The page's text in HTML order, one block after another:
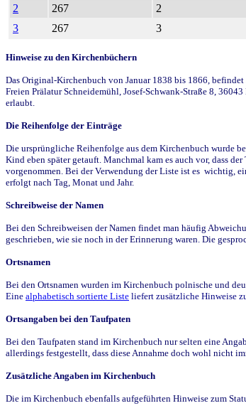
2
267 2
3
267 3
Hinweise zu den Kirchenbüchern
Das Original-Kirchenbuch von Januar 1838 bis 1866,
Freien Prälatur Schneidemühl, Josef-Schwank-Straße 8,
erlaubt.
Die Reihenfolge der Einträge
Die ursprüngliche Reihenfolge aus dem Kirchenbuch wurde
Kind eben später getauft. Manchmal kam es auch vor, dass
vorgenommen. Bei der Verwendung der Liste ist es wichtig,
erfolgt nach Tag, Monat und Jahr.
Schreibweise der Namen
Bei den Schreibweisen der Namen findet man häufig
geschrieben, wie sie noch in der Erinnerung waren. Die
Ortsnamen
Bei den Ortsnamen wurden im Kirchenbuch polnische und
Eine alphabetisch sortierte Liste liefert zusätzliche Hinweise
Ortsangaben bei den Taufpaten
Bei den Taufpaten stand im Kirchenbuch nur selten eine
allerdings festgestellt, dass diese Annahme doch wohl nicht
Zusätzliche Angaben im Kirchenbuch
Die im Kirchenbuch ebenfalls aufgeführten Hinweise zum